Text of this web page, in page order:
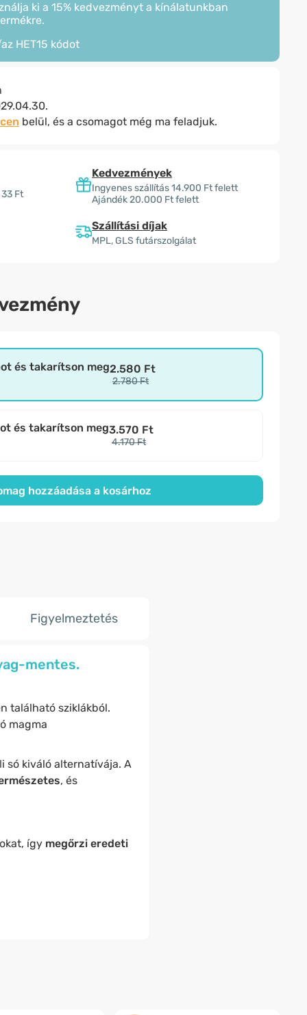
ki a 15% kedvezményt a kínálatunkban
HET15 kódot
belül, és a csomagot még ma feladjuk.
Ft
Kedvezmények
Ingyenes szállítás 14.900 Ft felett
Ajándék 20.000 Ft felett
Szállítási díjak
MPL, GLS futárszolgálat
és takarítson meg2.580 Ft
2.780 Ft
és takarítson meg3.570 Ft
4.170 Ft
hozzáadása a kosárhoz
Figyelmeztetés
mentes.
található sziklákból.
magma
só kiváló alternatívája. A
, és
így megőrzi eredeti